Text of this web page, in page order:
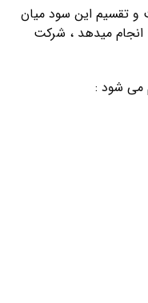
تقسیم این سود میان
میدهد ، شرکت
می شود :